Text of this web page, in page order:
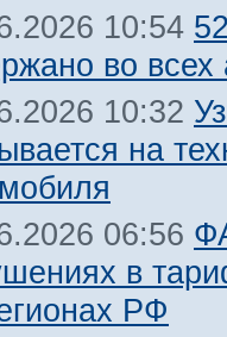
10:54
во
10:32
на
06:56
в
РФ